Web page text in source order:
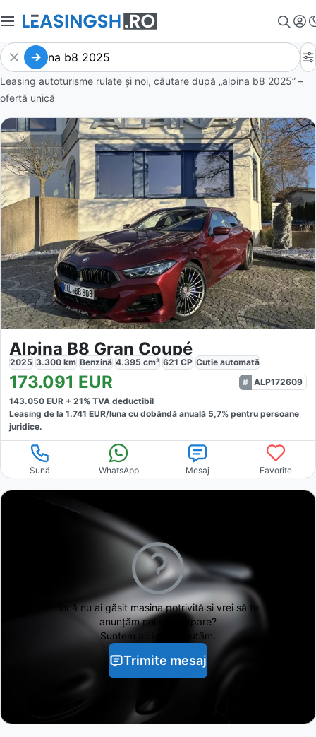
Leasing autoturisme rulate și noi, căutare după „alpina b8 2025” –
ofertă unică
Alpina B8 Gran Coupé
2025 3.300 km Benzină 4.395 cm³ 621 CP Cutie automată
173.091 EUR
ALP172609
143.050 EUR + 21% TVA deductibil
Leasing de la 1.741 EUR/luna cu dobăndă anuală 5,7% pentru persoane
juridice.
Sună WhatsApp Mesaj Favorite
Încă nu ai găsitmașina potrivită și vrei să te
anunțăm noi când apare?
Suntem aici să te ajutăm.
Trimite mesaj